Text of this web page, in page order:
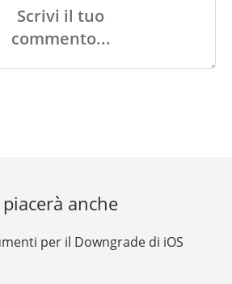
Scrivi il tuo
commento...
anche
per il Downgrade di iOS